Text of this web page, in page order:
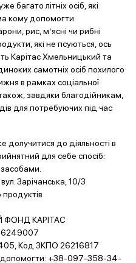
багато літніх осіб, які
кому допомогти.
рис, м’ясні чи рибні
які не псуються, ось
Карітас Хмельницький та
самотніх осіб похилого
в рамках соціальної
завдяки благодійникам,
для потребуючих під час
до діяльності в
для себе спосіб:
Зарічанська, 10/3
продуктів
ФОНД КАРIТАС
Код ЗКПО 26216817
+38-097-358-34-